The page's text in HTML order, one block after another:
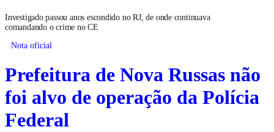
Investigado passou anos escondido no RJ, de onde continuava
comandando o crime no CE
Nota oficial
Prefeitura de Nova Russas não
foi alvo de operação da Polícia
Federal